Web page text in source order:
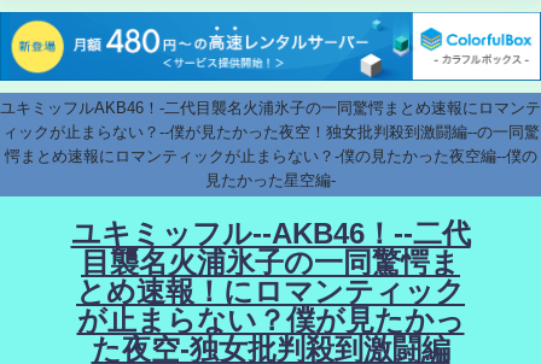
ユキミッフルAKB46！-二代目襲名火浦氷子の一同驚愕まとめ速報にロマンテ
ィックが止まらない？--僕が見たかった夜空！独女批判殺到激闘編--の一同驚
愕まとめ速報にロマンティックが止まらない？-僕の見たかった夜空編--僕の
見たかった星空編-
ユキミッフル--AKB46！--二代
目襲名火浦氷子の一同驚愕ま
とめ速報！にロマンティック
が止まらない？僕が見たかっ
た夜空-独女批判殺到激闘編